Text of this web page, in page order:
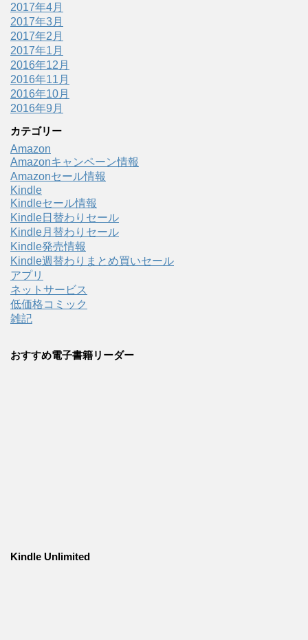
2017年4月
2017年3月
2017年2月
2017年1月
2016年12月
2016年11月
2016年10月
2016年9月
カテゴリー
Amazon
Amazonキャンペーン情報
Amazonセール情報
Kindle
Kindleセール情報
Kindle日替わりセール
Kindle月替わりセール
Kindle発売情報
Kindle週替わりまとめ買いセール
アプリ
ネットサービス
低価格コミック
雑記
おすすめ電子書籍リーダー
Kindle Unlimited